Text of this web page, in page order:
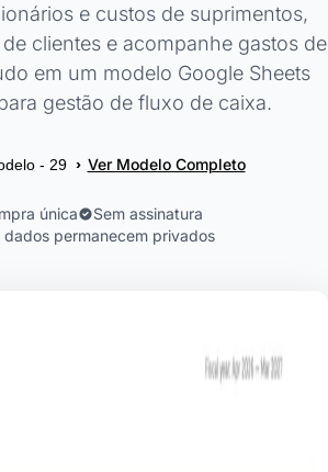
e custos de suprimentos,
clientes e acompanhe gastos de
em um modelo Google Sheets
gestão de fluxo de caixa.
- 29 › Ver Modelo Completo
única
Sem assinatura
dados permanecem privados